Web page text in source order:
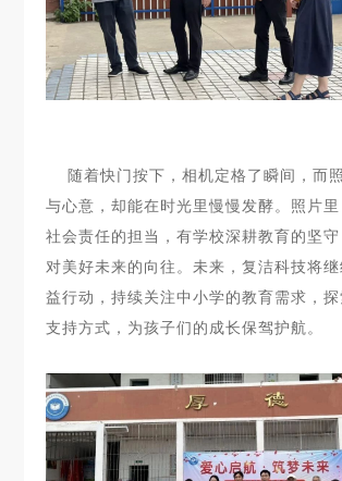
随着快门按下，相机定格了瞬间，而
与心意，却能在时光里慢慢发酵。照片
社会责任的担当，有学校深耕教育的坚
对美好未来的向往。未来，复洁科技将
益行动，持续关注中小学的教育需求，
支持方式，为孩子们的成长保驾护航。